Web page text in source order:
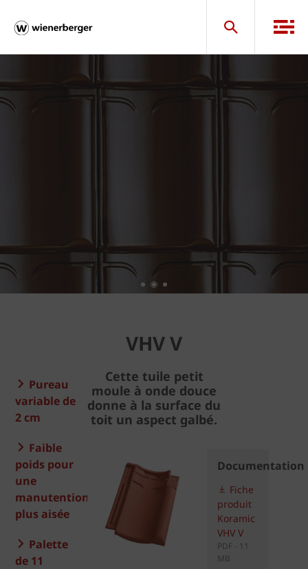
VHV V
Pureau
variable de
2 cm
Faible
poids pour
une
manutention
plus aisée
Palette
de 11
Cette tuile petit
moule à onde douce
donne à la surface du
toit un aspect galbé.
Documentation
Fiche
produit
Koramic
VHV V
PDF - 11
MB